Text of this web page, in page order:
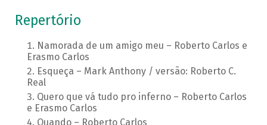
Repertório
Namorada de um amigo meu – Roberto Carlos e
Erasmo Carlos
Esqueça – Mark Anthony / versão: Roberto C.
Real
Quero que vá tudo pro inferno – Roberto Carlos
e Erasmo Carlos
Quando – Roberto Carlos